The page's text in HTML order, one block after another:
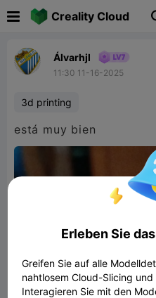
Creality Cloud
Álvarhjl
11:30 11-16-2025
3d printing
está muy bien
Erleben Sie
Greifen Sie auf alle
nahtlosem Cloud-Slicing
Interagieren Sie mit den